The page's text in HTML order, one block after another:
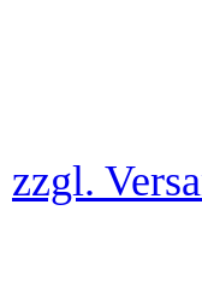
zzgl.